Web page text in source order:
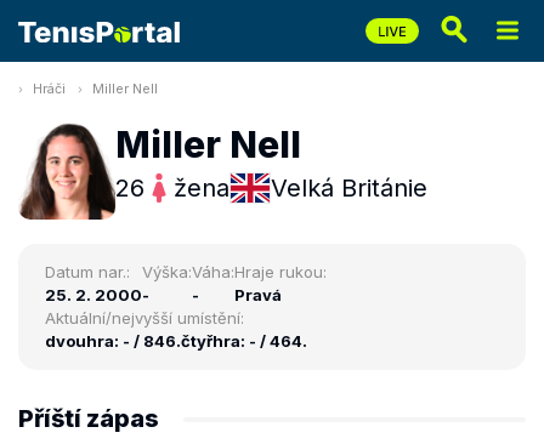
Hráči Miller Nell
Miller Nell
26 žena Velká Británie
Datum nar.:
25. 2. 2000
Výška:
-
Váha:
-
Hraje rukou:
Pravá
Aktuální/nejvyšší umístění:
dvouhra: - / 846.čtyřhra: - / 464.
Příští zápas